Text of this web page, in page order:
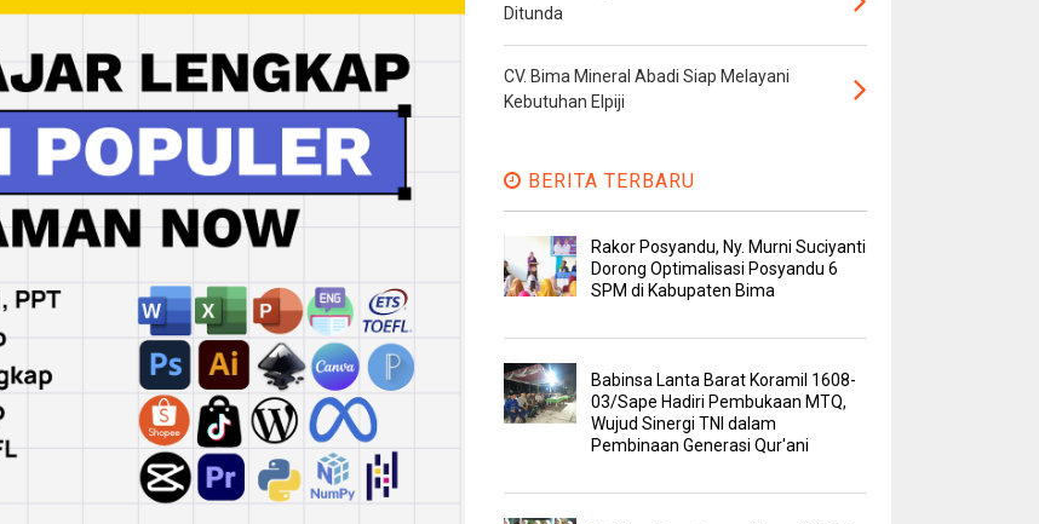
Ditunda
CV. Bima Mineral Abadi Siap Melayani
Kebutuhan Elpiji
BERITA TERBARU
Rakor Posyandu, Ny. Murni Suciyanti
Dorong Optimalisasi Posyandu 6
SPM di Kabupaten Bima
Babinsa Lanta Barat Koramil 1608-
03/Sape Hadiri Pembukaan MTQ,
Wujud Sinergi TNI dalam
Pembinaan Generasi Qur'ani